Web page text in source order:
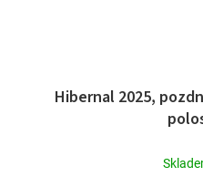
Hibernal 2025,